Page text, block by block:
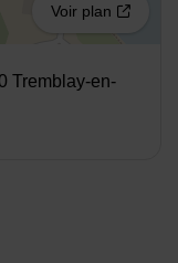
Voir plan
Tremblay-en-